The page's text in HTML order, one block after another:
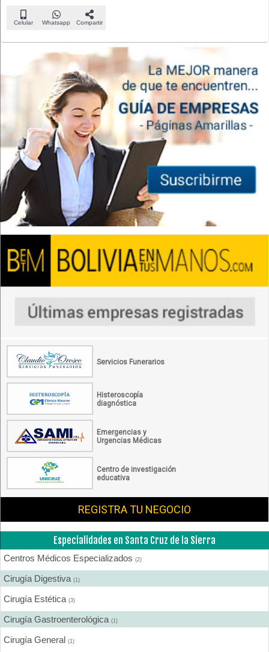
Celular Whatsapp Compartir
Servicios Funerarios
Histeroscopía
diagnóstica
Emergencias y
Urgencias Médicas
Centro de investigación
educativa
REGISTRA TU NEGOCIO
Especialidades en Santa Cruz de la Sierra
Centros Médicos Especializados (2)
Cirugía Digestiva (1)
Cirugía Estética (3)
Cirugía Gastroenterológica (1)
Cirugía General (1)